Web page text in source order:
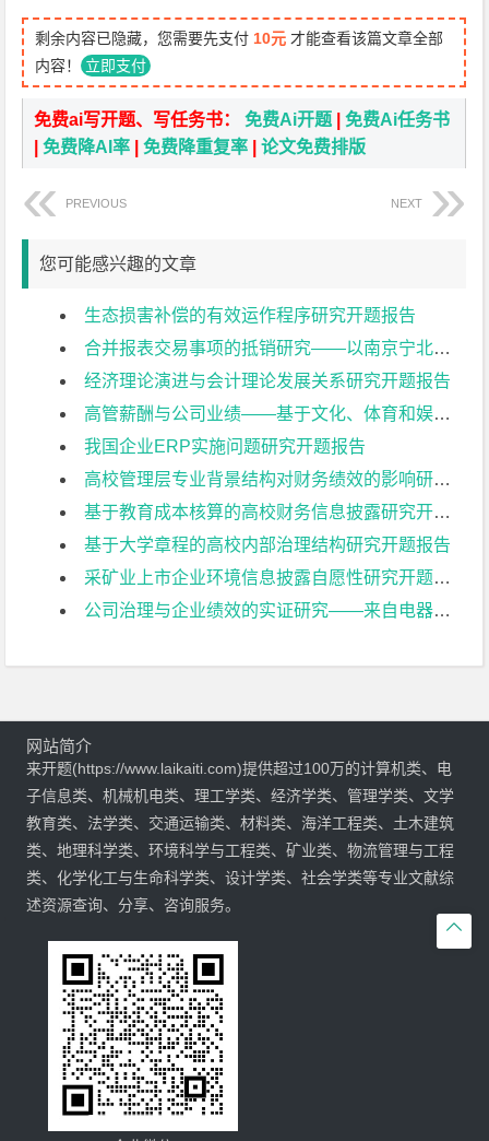
剩余内容已隐藏，您需要先支付 10元 才能查看该篇文章全部
内容！ 立即支付
免费ai写开题、写任务书：免费Ai开题 |免费Ai任务书
|免费降AI率 |免费降重复率 |论文免费排版
PREVIOUS NEXT
您可能感兴趣的文章
生态损害补偿的有效运作程序研究开题报告
合并报表交易事项的抵销研究——以南京宁北轨道交通有限公司为例开题报告
经济理论演进与会计理论发展关系研究开题报告
高管薪酬与公司业绩——基于文化、体育和娱乐业上市公司的实证研究开题报告
我国企业ERP实施问题研究开题报告
高校管理层专业背景结构对财务绩效的影响研究开题报告
基于教育成本核算的高校财务信息披露研究开题报告
基于大学章程的高校内部治理结构研究开题报告
采矿业上市企业环境信息披露自愿性研究开题报告
公司治理与企业绩效的实证研究——来自电器机械及器材制造业上市公司的经验证据开题报告

网站简介
来开题(https://www.laikaiti.com)提供超过100万的计算机类、电
子信息类、机械机电类、理工学类、经济学类、管理学类、文学
教育类、法学类、交通运输类、材料类、海洋工程类、土木建筑
类、地理科学类、环境科学与工程类、矿业类、物流管理与工程
类、化学化工与生命科学类、设计学类、社会学类等专业文献综
述资源查询、分享、咨询服务。